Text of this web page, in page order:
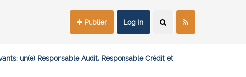
Publier Log In
un(e) Responsable Audit, Responsable Crédit et